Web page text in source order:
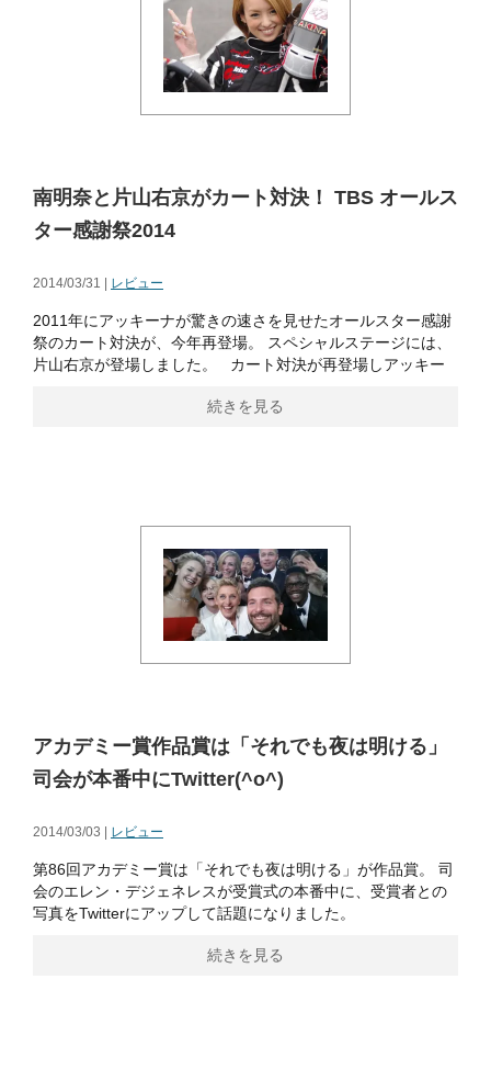
南明奈と片山右京がカート対決！ TBS オールス
ター感謝祭2014
2014/03/31 | レビュー
2011年にアッキーナが驚きの速さを見せたオールスター感謝
祭のカート対決が、今年再登場。 スペシャルステージには、
片山右京が登場しました。 カート対決が再登場しアッキー
続きを見る
アカデミー賞作品賞は「それでも夜は明ける」
司会が本番中にTwitter(^o^)
2014/03/03 | レビュー
第86回アカデミー賞は「それでも夜は明ける」が作品賞。 司
会のエレン・デジェネレスが受賞式の本番中に、受賞者との
写真をTwitterにアップして話題になりました。
続きを見る